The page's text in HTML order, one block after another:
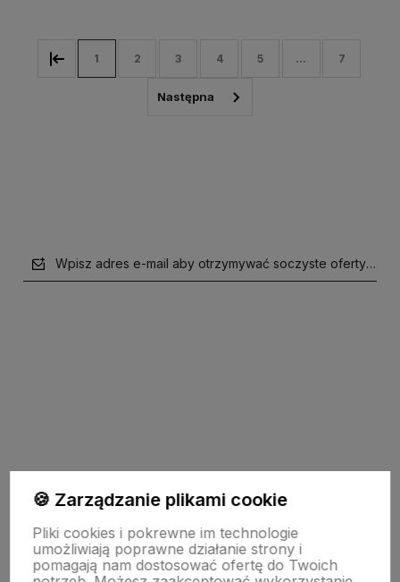
1 2 3 4 5 ... 7
Wpisz adres e-mail aby otrzymywać soczyste oferty i
Pomoc
Moje konto
🍪 Zarządzanie plikami cookie
Pliki cookies i pokrewne im technologie
umożliwiają poprawne działanie strony i
pomagają nam dostosować ofertę do Twoich